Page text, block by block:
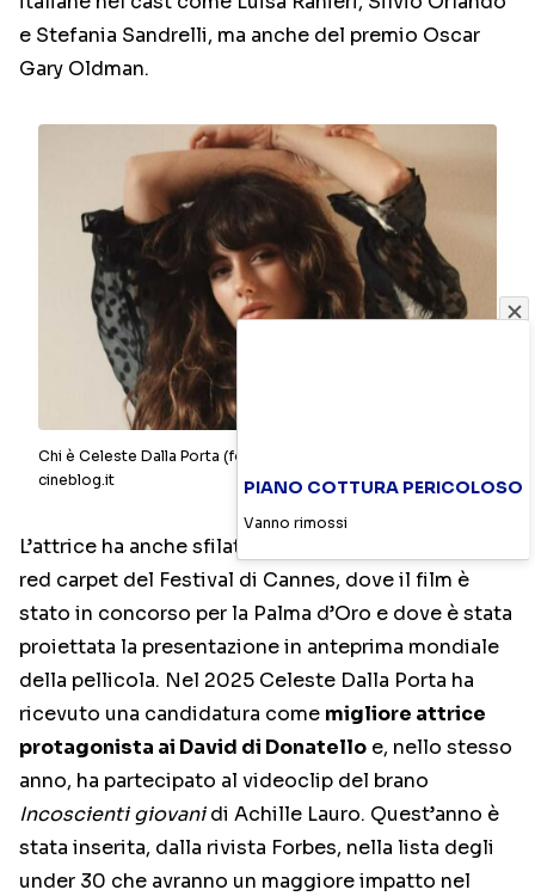
e Stefania Sandrelli, ma anche del premio Oscar
Gary Oldman.
Chi è Celeste Dalla Porta (foto ig @celeste.dalla.porta)
cineblog.it
L’attrice ha anche sfilato – sempre nel 2024 – sul
red carpet del Festival di Cannes, dove il film è
stato in concorso per la Palma d’Oro e dove è stata
proiettata la presentazione in anteprima mondiale
della pellicola. Nel 2025 Celeste Dalla Porta ha
ricevuto una candidatura come migliore attrice
protagonista ai David di Donatello e, nello stesso
anno, ha partecipato al videoclip del brano
Incoscienti giovanidi Achille Lauro. Quest’anno è
stata inserita, dalla rivista Forbes, nella lista degli
under 30 che avranno un maggiore impatto nel
PIANO COTTURA PERICOLOSO
Vanno rimossi